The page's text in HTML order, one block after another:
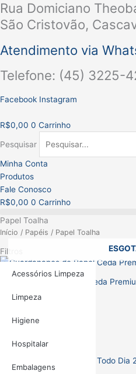
Ir
para
o
conteúdo
Rua Domiciano
São Cristovão,
Atendimento via
Telefone: (45) 3225-
Facebook Instagram
R$0,00 0 Carrinho
Pesquisar
Minha Conta
Produtos
Fale Conosco
R$0,00 0 Carrinho
Papel Toalha
Início / Papéis / Papel Toalha
Filtros
Acessórios Limpeza
Limpeza
Higiene
Hospitalar
Embalagens
Guardanapos de Papel Ceda
5,50
Ler mais